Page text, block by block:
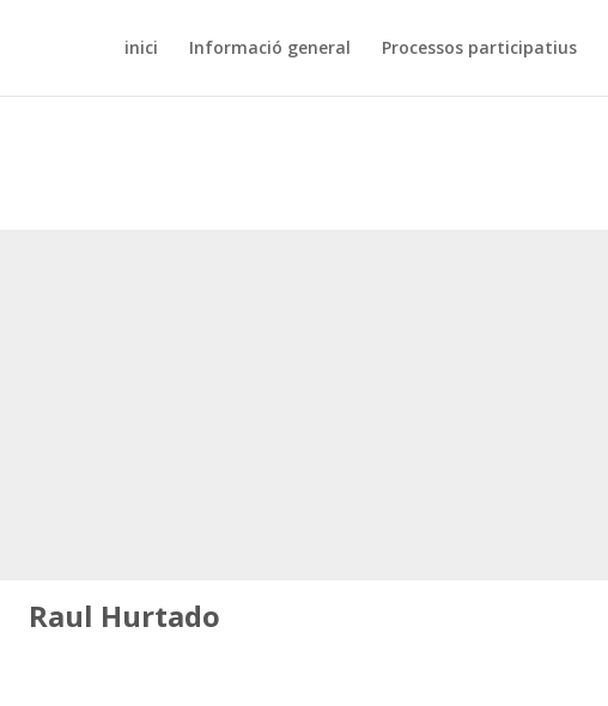
inici Informació general Processos participatius
Raul Hurtado